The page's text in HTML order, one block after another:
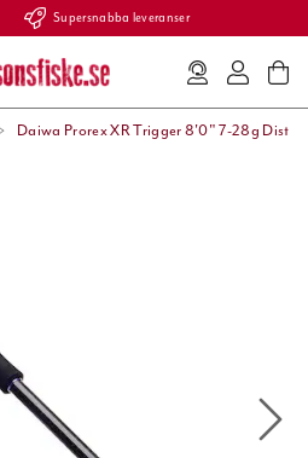
Supersnabba leveranser
Daiwa Prorex XR Trigger 8'0" 7-28g